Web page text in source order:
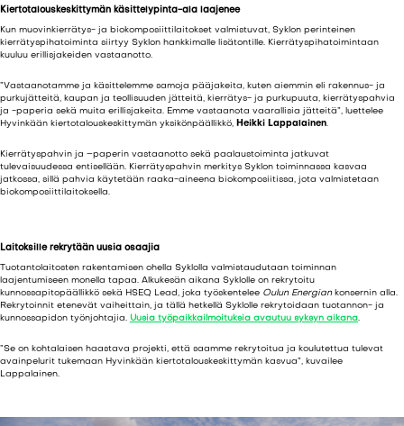
Kiertotalouskeskittymän käsittelypinta-ala laajenee
Kun muovinkierrätys- ja biokomposiittilaitokset valmistuvat, Syklon perinteinen
kierrätyspihatoiminta siirtyy Syklon hankkimalle lisätontille. Kierrätyspihatoimintaan
kuuluu erillisjakeiden vastaanotto.
”Vastaanotamme ja käsittelemme samoja pääjakeita, kuten aiemmin eli rakennus- ja
purkujätteitä, kaupan ja teollisuuden jätteitä, kierrätys- ja purkupuuta, kierrätyspahvia
ja -paperia sekä muita erillisjakeita. Emme vastaanota vaarallisia jätteitä”, luettelee
Hyvinkään kiertotalouskeskittymän yksikönpäällikkö,
Heikki Lappalainen
Kierrätyspahvin ja –paperin vastaanotto sekä paalaustoiminta jatkuvat
tulevaisuudessa entisellään. Kierrätyspahvin merkitys Syklon toiminnassa kasvaa
jatkossa, sillä pahvia käytetään raaka-aineena biokomposiitissa, jota valmistetaan
biokomposiittilaitoksella.
Laitoksille rekrytään uusia osaajia
Tuotantolaitosten rakentamisen ohella Syklolla valmistaudutaan toiminnan
laajentumiseen monella tapaa. Alkukesän aikana Syklolle on rekrytoitu
kunnossapitopäällikkö sekä HSEQ Lead, joka työskentelee Oulun Energiankonsernin alla.
Rekrytoinnit etenevät vaiheittain, ja tällä hetkellä Syklolle rekrytoidaan tuotannon- ja
kunnossapidon työnjohtajia. Uusia työpaikkailmoituksia avautuu syksyn aikana
”Se on kohtalaisen haastava projekti, että saamme rekrytoitua ja koulutettua tulevat
avainpelurit tukemaan Hyvinkään kiertotalouskeskittymän kasvua”, kuvailee
Lappalainen.